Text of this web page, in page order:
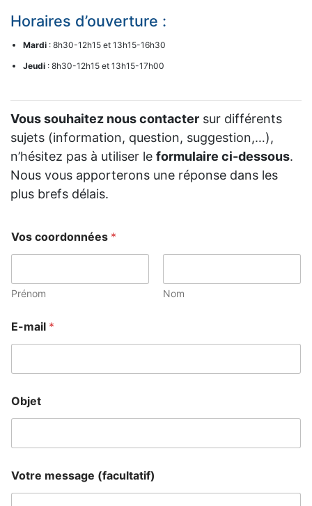
Horaires d’ouverture :
Mardi : 8h30-12h15 et 13h15-16h30
Jeudi : 8h30-12h15 et 13h15-17h00
Vous souhaitez nous contacter sur différents
sujets (information, question, suggestion,…),
n’hésitez pas à utiliser le formulaire ci-dessous.
Nous vous apporterons une réponse dans les
plus brefs délais.
Vos coordonnées *
Prénom Nom
E-mail *
Objet
Votre message (facultatif)